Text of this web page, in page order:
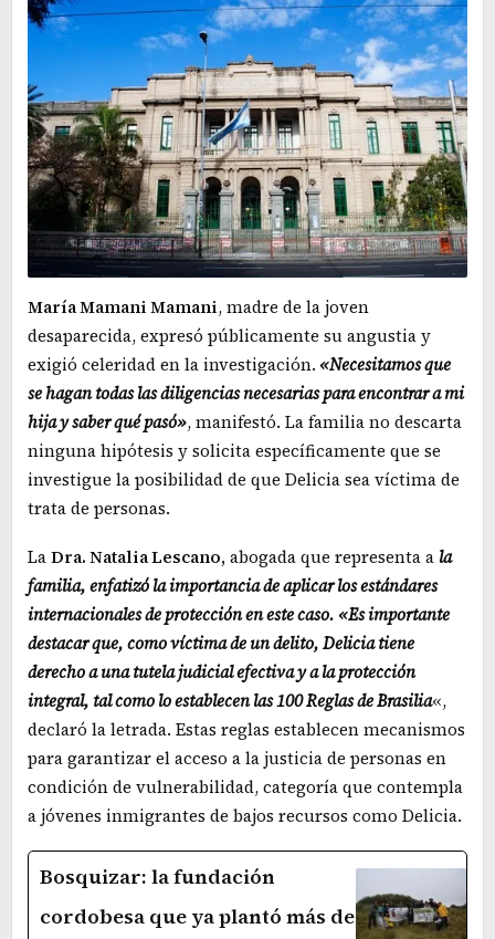
María Mamani Mamani, madre de la joven
desaparecida, expresó públicamente su angustia y
exigió celeridad en la investigación. «Necesitamos que
se hagan todas las diligencias necesarias para encontrar a mi
hija y saber qué pasó», manifestó. La familia no descarta
ninguna hipótesis y solicita específicamente que se
investigue la posibilidad de que Delicia sea víctima de
trata de personas.
LaDra. Natalia Lescano, abogada que representa a la
familia, enfatizó la importancia de aplicar los estándares
internacionales de protección en este caso. «Es importante
destacar que, como víctima de un delito, Delicia tiene
derecho a una tutela judicial efectiva y a la protección
integral, tal como lo establecen las 100 Reglas de Brasilia«,
declaró la letrada. Estas reglas establecen mecanismos
para garantizar el acceso a la justicia de personas en
condición de vulnerabilidad, categoría que contempla
a jóvenes inmigrantes de bajos recursos como Delicia.
Bosquizar: la fundación
cordobesa que ya plantó más de